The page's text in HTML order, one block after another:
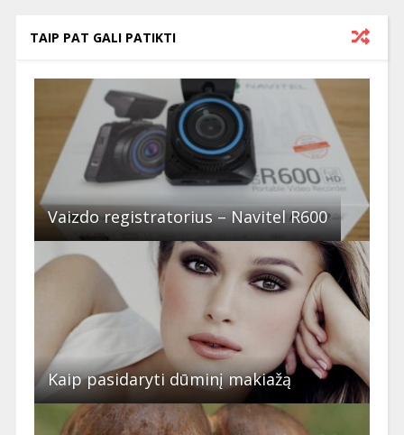
TAIP PAT GALI PATIKTI
Vaizdo registratorius – Navitel R600
Kaip pasidaryti dūminį makiažą